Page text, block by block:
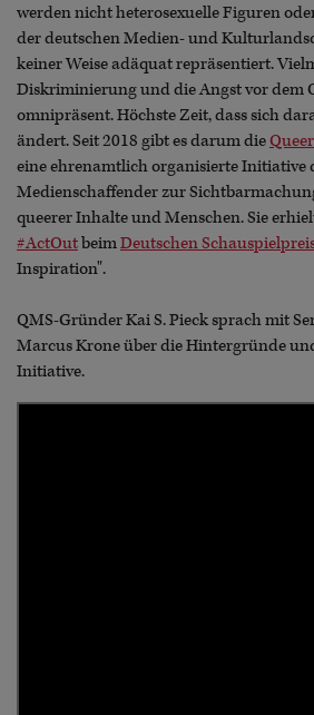
werden nicht heterosexuelle Figuren
der deutschen Medien- und
keiner Weise adäquat repräsentiert.
Diskriminierung und die Angst vor dem
omnipräsent. Höchste Zeit, dass sich
ändert. Seit 2018 gibt es darum die
eine ehrenamtlich organisierte Initiative
Medienschaffender zur
queerer Inhalte und Menschen. Sie
#ActOutbeimDeutschen
Inspiration".
QMS-Gründer Kai S. Pieck sprach mit
Marcus Krone über die Hintergründe
Initiative.